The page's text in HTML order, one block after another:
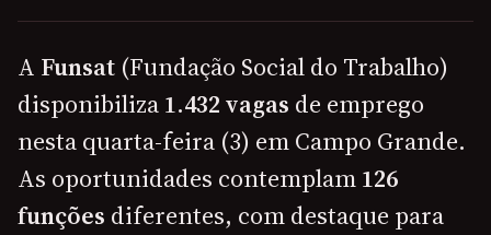
A Funsat (Fundação Social do Trabalho)
disponibiliza 1.432 vagas de emprego
nesta quarta-feira (3) em Campo Grande.
As oportunidades contemplam 126
funções diferentes, com destaque para